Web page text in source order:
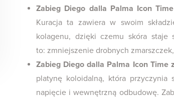
Zabieg Diego dalla Palma Icon
Kuracja ta zawiera w swoim
kolagenu, dzięki czemu skóra staje
to: zmniejszenie drobnych
Zabieg Diego dalla Palma Icon Time
platynę koloidalną, która przyczynia
napięcie i wewnętrzną odbudowę.